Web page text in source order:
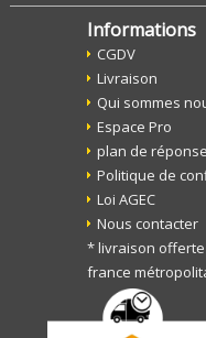
Informations
CGDV
Livraison
Qui sommes
Espace Pro
plan de
Politique de
Loi AGEC
Nous contacter
* livraison offerte
france